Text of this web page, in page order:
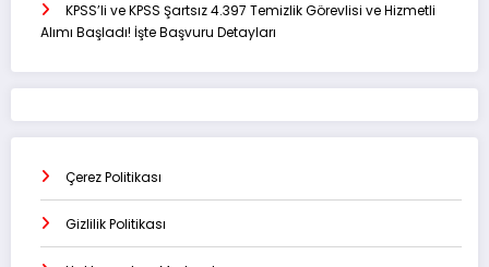
KPSS’li ve KPSS Şartsız 4.397 Temizlik Görevlisi ve Hizmetli
Alımı Başladı! İşte Başvuru Detayları
Çerez Politikası
Gizlilik Politikası